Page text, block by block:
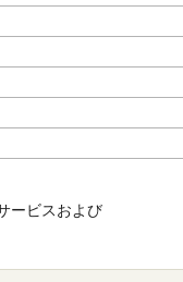
ービスおよび